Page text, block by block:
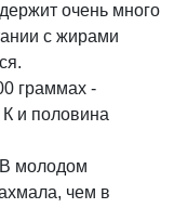
очень много
с жирами
граммах -
и половина
молодом
чем в